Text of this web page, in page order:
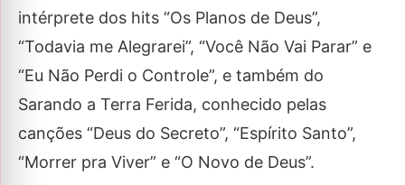
intérprete dos hits “Os Planos de Deus”,
“Todavia me Alegrarei”, “Você Não Vai Parar” e
“Eu Não Perdi o Controle”, e também do
Sarando a Terra Ferida, conhecido pelas
canções “Deus do Secreto”, “Espírito Santo”,
“Morrer pra Viver” e “O Novo de Deus”.